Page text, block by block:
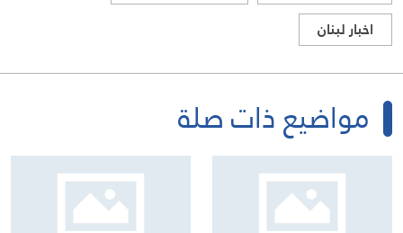
اخبار لبنان
مواضيع ذات صلة